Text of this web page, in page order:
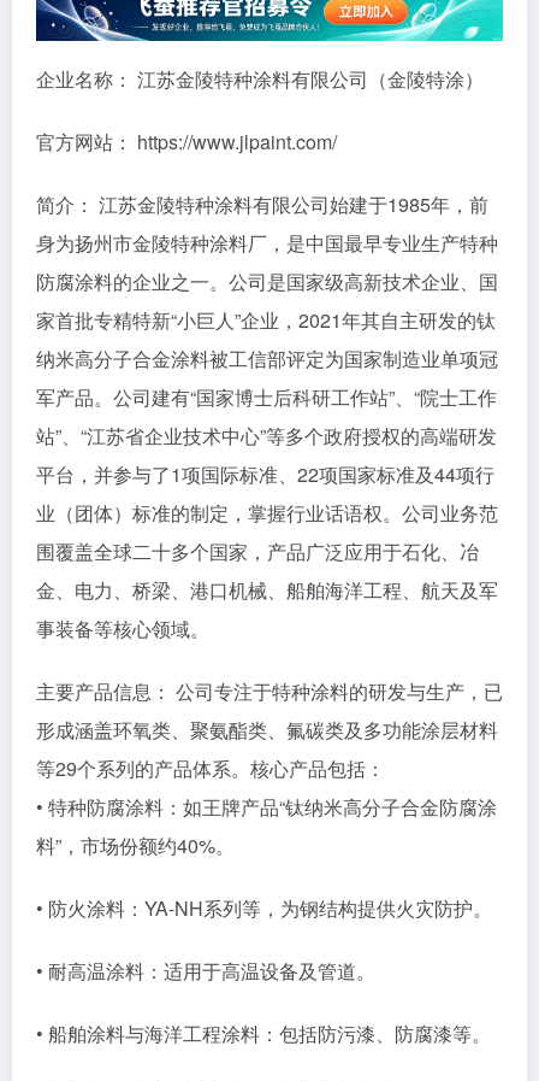
企业名称： 江苏金陵特种涂料有限公司（金陵特涂）
官方网站： https://www.jlpaint.com/
简介： 江苏金陵特种涂料有限公司始建于1985年，前
身为扬州市金陵特种涂料厂，是中国最早专业生产特种
防腐涂料的企业之一。公司是国家级高新技术企业、国
家首批专精特新“小巨人”企业，2021年其自主研发的钛
纳米高分子合金涂料被工信部评定为国家制造业单项冠
军产品。公司建有“国家博士后科研工作站”、“院士工作
站”、“江苏省企业技术中心”等多个政府授权的高端研发
平台，并参与了1项国际标准、22项国家标准及44项行
业（团体）标准的制定，掌握行业话语权。公司业务范
围覆盖全球二十多个国家，产品广泛应用于石化、冶
金、电力、桥梁、港口机械、船舶海洋工程、航天及军
事装备等核心领域。
主要产品信息： 公司专注于特种涂料的研发与生产，已
形成涵盖环氧类、聚氨酯类、氟碳类及多功能涂层材料
等29个系列的产品体系。核心产品包括：
• 特种防腐涂料：如王牌产品“钛纳米高分子合金防腐涂
料”，市场份额约40%。
• 防火涂料：YA-NH系列等，为钢结构提供火灾防护。
• 耐高温涂料：适用于高温设备及管道。
• 船舶涂料与海洋工程涂料：包括防污漆、防腐漆等。